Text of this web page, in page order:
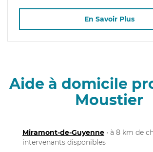
En Savoir Plus
Aide à domicile
Moustier
Miramont-de-Guyenne • à 8 km de
intervenants disponibles